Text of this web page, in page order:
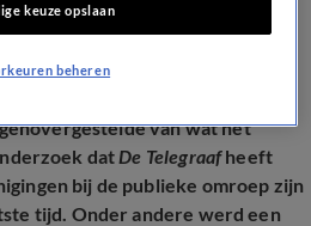
van wat het
datDe Telegraafheeft
bij de publieke omroep zijn
tijd. Onder andere werd een
keuze opslaan
beheren